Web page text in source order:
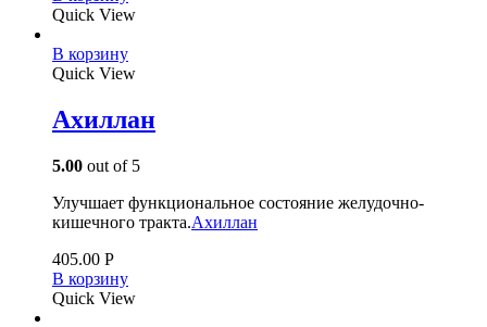
Quick View
В корзину
Quick View
Ахиллан
5.00 out of 5
Улучшает функциональное состояние желудочно-
кишечного тракта.Ахиллан
405.00 Р
В корзину
Quick View